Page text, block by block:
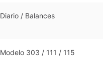
Diario / Balances
Modelo 303 / 111 / 115